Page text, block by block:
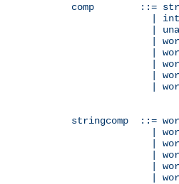
comp        ::=
|
|
|
|
|
|
|
stringcomp  ::=
|
|
|
|
|